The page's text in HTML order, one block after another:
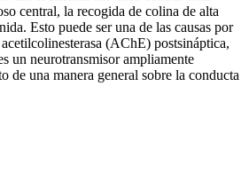
central, la recogida de colina de alta
Esto puede ser una de las causas por
(AChE) postsináptica,
un neurotransmisor ampliamente
una manera general sobre la conducta